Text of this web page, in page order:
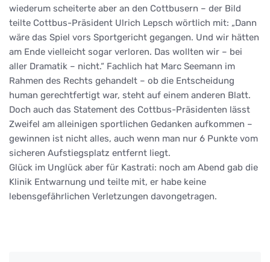
wiederum scheiterte aber an den Cottbusern – der Bild
teilte Cottbus-Präsident Ulrich Lepsch wörtlich mit: „Dann
wäre das Spiel vors Sportgericht gegangen. Und wir hätten
am Ende vielleicht sogar verloren. Das wollten wir – bei
aller Dramatik – nicht.“ Fachlich hat Marc Seemann im
Rahmen des Rechts gehandelt – ob die Entscheidung
human gerechtfertigt war, steht auf einem anderen Blatt.
Doch auch das Statement des Cottbus-Präsidenten lässt
Zweifel am alleinigen sportlichen Gedanken aufkommen –
gewinnen ist nicht alles, auch wenn man nur 6 Punkte vom
sicheren Aufstiegsplatz entfernt liegt.
Glück im Unglück aber für Kastrati: noch am Abend gab die
Klinik Entwarnung und teilte mit, er habe keine
lebensgefährlichen Verletzungen davongetragen.